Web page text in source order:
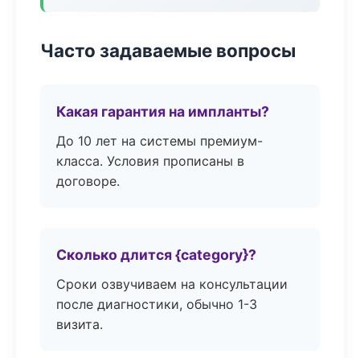
Часто задаваемые вопросы
Какая гарантия на импланты?
До 10 лет на системы премиум-
класса. Условия прописаны в
договоре.
Сколько длится {category}?
Сроки озвучиваем на консультации
после диагностики, обычно 1-3
визита.